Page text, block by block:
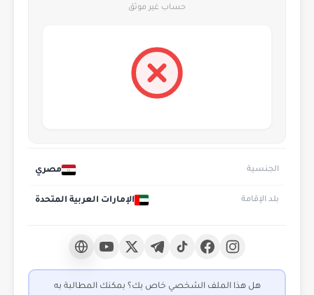
حساب غير موثق
الجنسية مصري
بلد الإقامة الإمارات العربية المتحدة
هل هذا الملف الشخصي خاص بك؟ بمكنك المطالبة به